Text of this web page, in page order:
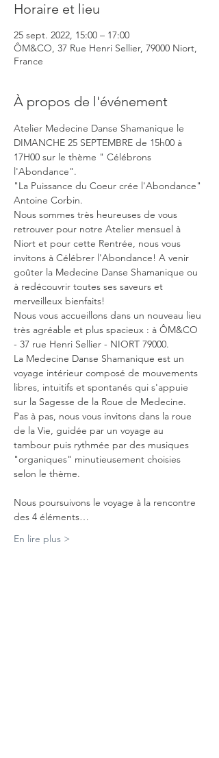
Horaire et lieu
25 sept. 2022, 15:00 – 17:00
ÔM&CO, 37 Rue Henri Sellier, 79000 Niort,
France
À propos de l'événement
Atelier Medecine Danse Shamanique le
DIMANCHE 25 SEPTEMBRE de 15h00 à
17H00 sur le thème " Célébrons
l'Abondance".
"La Puissance du Coeur crée l'Abondance"
Antoine Corbin.
Nous sommes très heureuses de vous
retrouver pour notre Atelier mensuel à
Niort et pour cette Rentrée, nous vous
invitons à Célébrer l'Abondance! A venir
goûter la Medecine Danse Shamanique ou
à redécouvrir toutes ses saveurs et
merveilleux bienfaits!
Nous vous accueillons dans un nouveau lieu
très agréable et plus spacieux : à ÔM&CO
- 37 rue Henri Sellier - NIORT 79000.
La Medecine Danse Shamanique est un
voyage intérieur composé de mouvements
libres, intuitifs et spontanés qui s'appuie
sur la Sagesse de la Roue de Medecine.
Pas à pas, nous vous invitons dans la roue
de la Vie, guidée par un voyage au
tambour puis rythmée par des musiques
"organiques" minutieusement choisies
selon le thème.
Nous poursuivons le voyage à la rencontre
des 4 éléments…
En lire plus >